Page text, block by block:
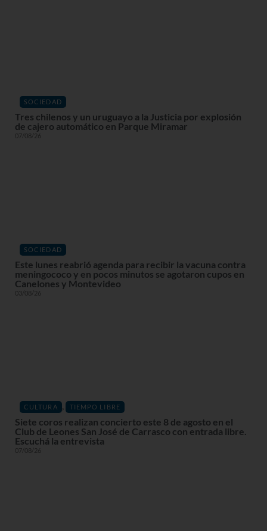
SOCIEDAD
Tres chilenos y un uruguayo a la Justicia por explosión
de cajero automático en Parque Miramar
07/08/26
SOCIEDAD
Este lunes reabrió agenda para recibir la vacuna contra
meningococo y en pocos minutos se agotaron cupos en
Canelones y Montevideo
03/08/26
CULTURA , TIEMPO LIBRE
Siete coros realizan concierto este 8 de agosto en el
Club de Leones San José de Carrasco con entrada libre.
Escuchá la entrevista
07/08/26